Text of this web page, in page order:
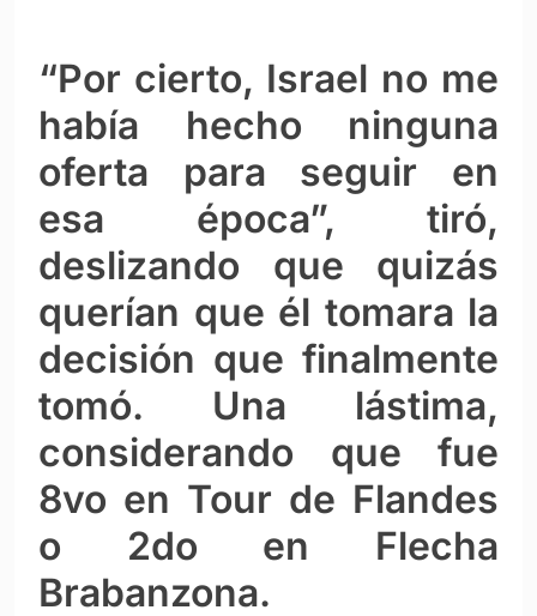
“Por cierto, Israel no me
había hecho ninguna
oferta para seguir en
esa época”, tiró,
deslizando que quizás
querían que él tomara la
decisión que finalmente
tomó. Una lástima,
considerando que fue
8vo en Tour de Flandes
o 2do en Flecha
Brabanzona.